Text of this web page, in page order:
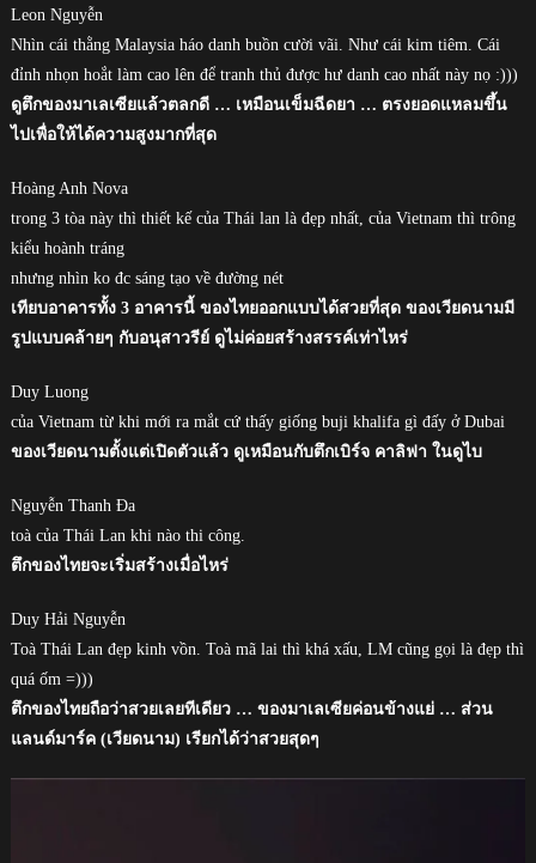
Leon Nguyễn
Nhìn cái thằng Malaysia háo danh buồn cười vãi. Như cái kim tiêm. Cái
đỉnh nhọn hoắt làm cao lên để tranh thủ được hư danh cao nhất này nọ :)))
ดูตึกของมาเลเซียแล้วตลกดี … เหมือนเข็มฉีดยา … ตรงยอดแหลมขึ้น
ไปเพื่อให้ได้ความสูงมากที่สุด
Hoàng Anh Nova
trong 3 tòa này thì thiết kế của Thái lan là đẹp nhất, của Vietnam thì trông
kiểu hoành tráng
nhưng nhìn ko đc sáng tạo về đường nét
เทียบอาคารทั้ง 3 อาคารนี้ ของไทยออกแบบได้สวยที่สุด ของเวียดนามมี
รูปแบบคล้ายๆ กับอนุสาวรีย์ ดูไม่ค่อยสร้างสรรค์เท่าไหร่
Duy Luong
của Vietnam từ khi mới ra mắt cứ thấy giống buji khalifa gì đấy ở Dubai
ของเวียดนามตั้งแต่เปิดตัวแล้ว ดูเหมือนกับตึกเบิร์จ คาลิฟา ในดูไบ
Nguyễn Thanh Đa
toà của Thái Lan khi nào thi công.
ตึกของไทยจะเริ่มสร้างเมื่อไหร่
Duy Hải Nguyễn
Toà Thái Lan đẹp kinh vồn. Toà mã lai thì khá xấu, LM cũng gọi là đẹp thì
quá ốm =)))
ตึกของไทยถือว่าสวยเลยทีเดียว … ของมาเลเซียค่อนข้างแย่ … ส่วน
แลนด์มาร์ค (เวียดนาม) เรียกได้ว่าสวยสุดๆ